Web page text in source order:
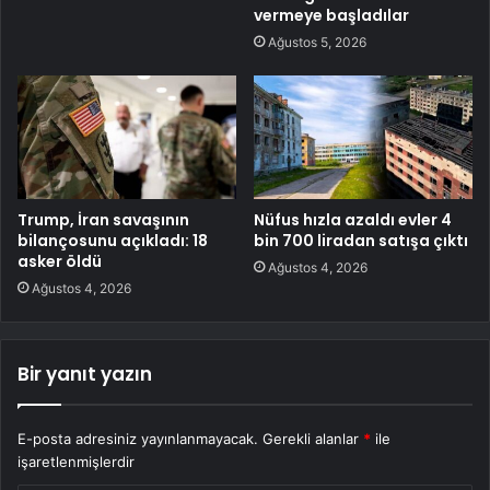
vermeye başladılar
Ağustos 5, 2026
Trump, İran savaşının
bilançosunu açıkladı: 18
asker öldü
Ağustos 4, 2026
Nüfus hızla azaldı evler 4
bin 700 liradan satışa çıktı
Ağustos 4, 2026
Bir yanıt yazın
E-posta adresiniz yayınlanmayacak. Gerekli alanlar * ile
işaretlenmişlerdir